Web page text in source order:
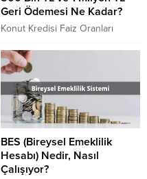
kredisi avantajlarına kadar tüm
güncel...
Geri Ödemesi Ne Kadar?
Konut Kredisi Faiz Oranları
Bankada? 72 ve 120 Ay Vadeli
Taksit Miktarları Ne Kadar? Tüm
Ayrıntılar.
BES (Bireysel Emeklilik
Hesabı) Nedir, Nasıl
Çalışıyor?